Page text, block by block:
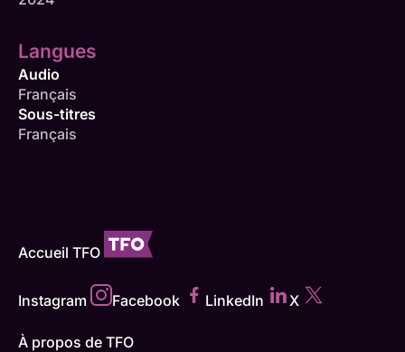
Langues
Audio
Français
Sous-titres
Français
Accueil TFO
Instagram Facebook LinkedIn X
À propos de TFO